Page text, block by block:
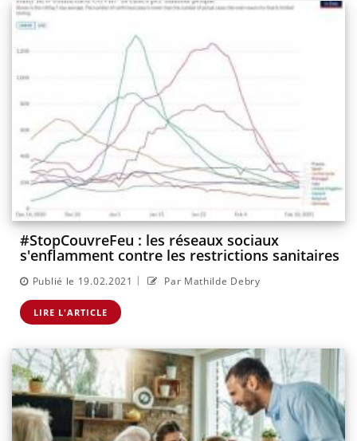
#StopCouvreFeu : les réseaux sociaux
s'enflamment contre les restrictions sanitaires
Publié le 19.02.2021 | Par Mathilde Debry
LIRE L'ARTICLE